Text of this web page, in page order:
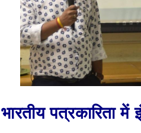
भारतीय पत्रकारिता में